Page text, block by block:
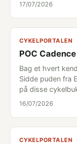
17/07/2026
CYKELPORTALEN
POC
Bag et hvert
Sidde puden fra
på disse
16/07/2026
CYKELPORTALEN